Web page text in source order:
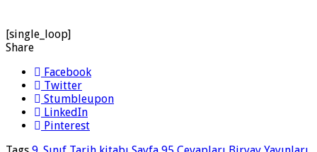
[single_loop]
Share
Facebook
Twitter
Stumbleupon
LinkedIn
Pinterest